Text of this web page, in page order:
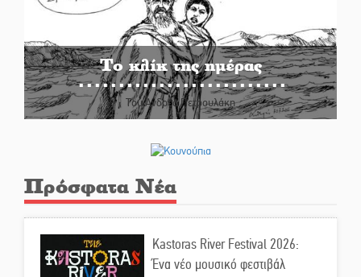
Το κλίκ της ημέρας
Του Ανδρέα Πετρουλάκη
Πρόσφατα Νέα
Kastoras River Festival 2026:
Ένα νέο μουσικό φεστιβάλ